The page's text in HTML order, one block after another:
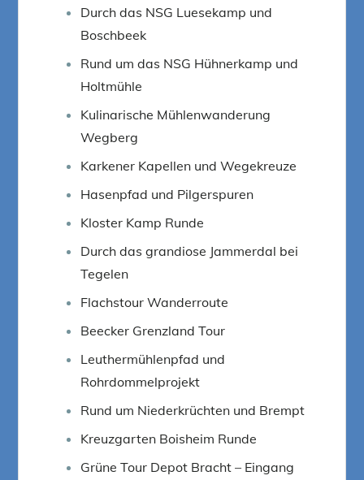
Durch das NSG Luesekamp und
Boschbeek
Rund um das NSG Hühnerkamp und
Holtmühle
Kulinarische Mühlenwanderung
Wegberg
Karkener Kapellen und Wegekreuze
Hasenpfad und Pilgerspuren
Kloster Kamp Runde
Durch das grandiose Jammerdal bei
Tegelen
Flachstour Wanderroute
Beecker Grenzland Tour
Leuthermühlenpfad und
Rohrdommelprojekt
Rund um Niederkrüchten und Brempt
Kreuzgarten Boisheim Runde
Grüne Tour Depot Bracht – Eingang